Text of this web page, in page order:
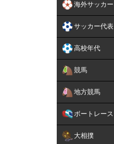
海外サッカー
サッカー代表
高校年代
競馬
地方競馬
ボートレース
大相撲